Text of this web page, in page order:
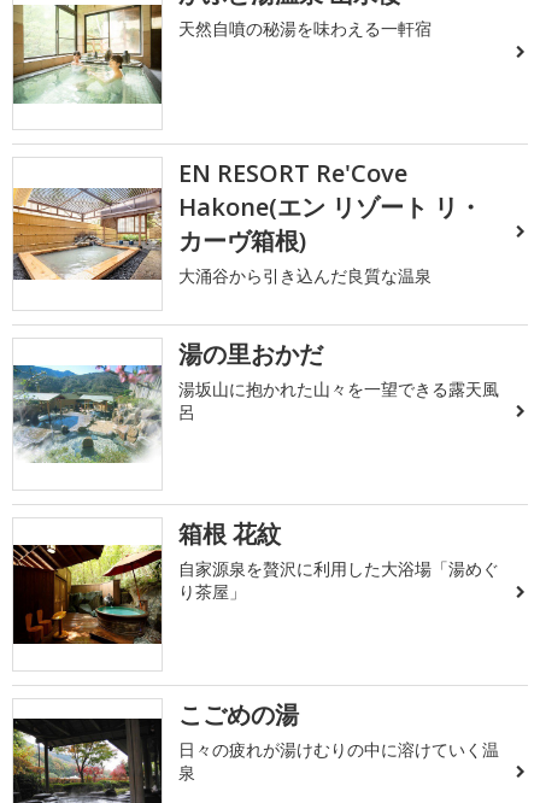
天然自噴の秘湯を味わえる一軒宿
EN RESORT Re'Cove
Hakone(エン リゾート リ・
カーヴ箱根)
大涌谷から引き込んだ良質な温泉
湯の里おかだ
湯坂山に抱かれた山々を一望できる露天風
呂
箱根 花紋
自家源泉を贅沢に利用した大浴場「湯めぐ
り茶屋」
こごめの湯
日々の疲れが湯けむりの中に溶けていく温
泉